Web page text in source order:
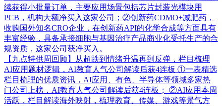
续获得小批量订单，主要应用场景包括芯片封装光模块用
PCB，机构大额净买入这家公司；②创新药CDMO+减肥药，
收购国外知名CRO企业，在创新药API的化学合成等方面具有
丰富经验，具备承接细胞与基因治疗产品商业化受托生产的合
规资质，这家公司获净买入。
【九点特供周回顾】从超跌到情绪升温再到反弹，栏目梳理
AI应用题材逻辑，AI教育人气公司解读后获4连板 ①一表精选
栏目梳理的优质资讯，AI应用、有色、半导体等领域多家热
门公司上榜，AI教育人气公司解读后获4连板； ②AI应用本周
活跃，栏目解读海外映射，梳理教育、传媒、游戏等景气方